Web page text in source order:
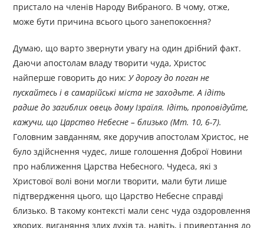
пристало на членів Народу Вибраного. В чому, отже,
може бути причина всього цього занепокоєння?
Думаю, що варто звернути увагу на один дрібний факт.
Даючи апостолам владу творити чуда, Христос
найперше говорить до них:У дорогу до поган не
пускайтесь і в самарійські міста не заходьте. А ідіть
радше до загиблих овець дому Ізраїля. Ідіть, проповідуйте,
кажучи, що Царство Небесне – близько (Мт. 10, 6-7).
Головним завданням, яке доручив апостолам Христос, не
було здійснення чудес, лише голошення Доброї Новини
про наближення Царства Небесного. Чудеса, які з
Христової волі вони могли творити, мали бути лише
підтвердження цього, що Царство Небесне справді
близько. В такому контексті мали сенс чуда оздоровлення
хворих, виганяння злих духів та, навіть, і привертання до